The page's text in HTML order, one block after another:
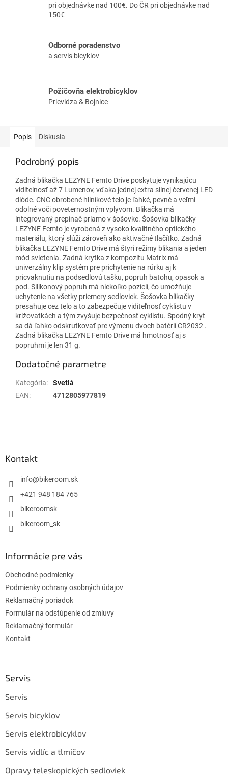
pri objednávke nad 100€. Do ČR pri objednávke nad
150€
Odborné poradenstvo
a servis bicyklov
Požičovňa elektrobicyklov
Prievidza & Bojnice
Popis Diskusia
Podrobný popis
Zadná blikačka LEZYNE Femto Drive poskytuje vynikajúcu
viditelnosť až 7 Lumenov, vďaka jednej extra silnej červenej LED
dióde. CNC obrobené hliníkové telo je ľahké, pevné a veľmi
odolné voči poveternostným vplyvom. Blikačka má
integrovaný prepínač priamo v šošovke. Šošovka blikačky
LEZYNE Femto je vyrobená z vysoko kvalitného optického
materiálu, ktorý slúži zároveň ako aktivačné tlačítko. Zadná
blikačka LEZYNE Femto Drive má štyri režimy blikania a jeden
mód svietenia. Zadná krytka z kompozitu Matrix má
univerzálny klip systém pre prichytenie na rúrku aj k
pricvaknutiu na podsedlovú tašku, popruh batohu, opasok a
pod. Silikonový popruh má niekoľko pozícií, čo umožňuje
uchytenie na všetky priemery sedloviek. Šošovka blikačky
presahuje cez telo a to zabezpečuje viditeľnosť cyklistu v
križovatkách a tým zvyšuje bezpečnosť cyklistu. Spodný kryt
sa dá ľahko odskrutkovať pre výmenu dvoch batérií CR2032 .
Zadná blikačka LEZYNE Femto Drive má hmotnosť aj s
popruhmi je len 31 g.
Dodatočné parametre
Kategória:
Svetlá
EAN: 4712805977819
Kontakt
info@bikeroom.sk
+421 948 184 765
bikeroomsk
bikeroom_sk
Informácie pre vás
Obchodné podmienky
Podmienky ochrany osobných údajov
Reklamačný poriadok
Formulár na odstúpenie od zmluvy
Reklamačný formulár
Kontakt
Servis
Servis
Servis bicyklov
Servis elektrobicyklov
Servis vidlíc a tlmičov
Opravy teleskopických sedloviek